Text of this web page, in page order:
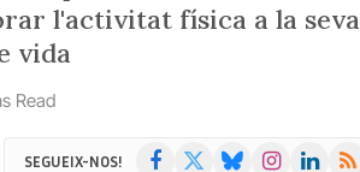
l'activitat física a la seva
vida
Read
SEGUEIX-NOS! Facebook BlueskyInstagramLinkedIn
RSS